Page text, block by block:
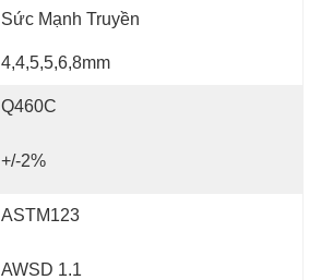
Sức Mạnh Truyền
4,4,5,5,6,8mm
Q460C
+/-2%
ASTM123
AWSD 1.1